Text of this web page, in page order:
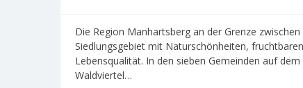
Die Region Manhartsberg an der Grenze
Siedlungsgebiet mit Naturschönheiten,
Lebensqualität. In den sieben Gemeinden auf
Waldviertel…